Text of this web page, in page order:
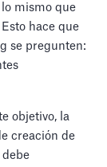
mismo que
hace que
se pregunten:
objetivo, la
creación de
debe